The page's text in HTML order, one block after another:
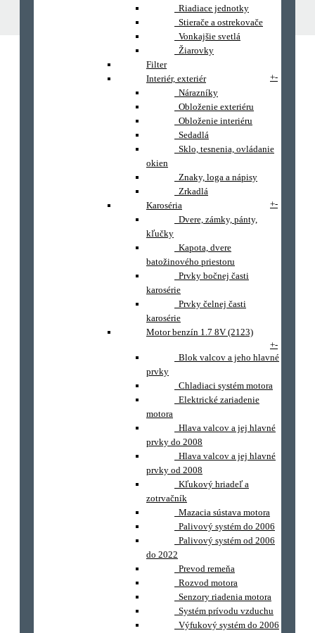
Riadiace jednotky
Stierače a ostrekovače
Vonkajšie svetlá
Žiarovky
Filter
Interiér, exteriér
+-
Nárazníky
Obloženie exteriéru
Obloženie interiéru
Sedadlá
Sklo, tesnenia, ovládanie
okien
Znaky, loga a nápisy
Zrkadlá
Karoséria
+-
Dvere, zámky, pánty,
kľučky
Kapota, dvere
batožinového priestoru
Prvky bočnej časti
karosérie
Prvky čelnej časti
karosérie
Motor benzín 1.7 8V (2123)
+-
Blok valcov a jeho hlavné
prvky
Chladiaci systém motora
Elektrické zariadenie
motora
Hlava valcov a jej hlavné
prvky do 2008
Hlava valcov a jej hlavné
prvky od 2008
Kľukový hriadeľ a
zotrvačník
Mazacia sústava motora
Palivový systém do 2006
Palivový systém od 2006
do 2022
Prevod remeňa
Rozvod motora
Senzory riadenia motora
Systém prívodu vzduchu
Výfukový systém do 2006